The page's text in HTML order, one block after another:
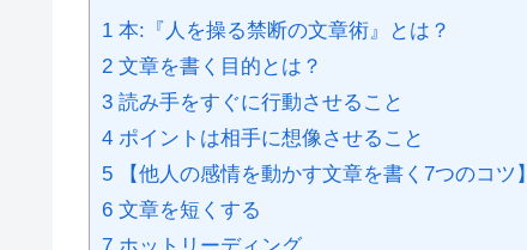
1 本:『人を操る禁断の文章術』とは？
2 文章を書く目的とは？
3 読み手をすぐに行動させること
4 ポイントは相手に想像させること
5 【他人の感情を動かす文章を書く7つのコツ】
6 文章を短くする